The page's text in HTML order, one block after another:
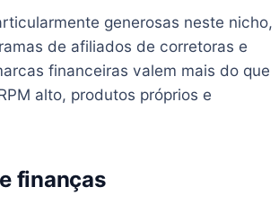
generosas neste nicho,
de afiliados de corretoras e
financeiras valem mais do que
alto, produtos próprios e
finanças